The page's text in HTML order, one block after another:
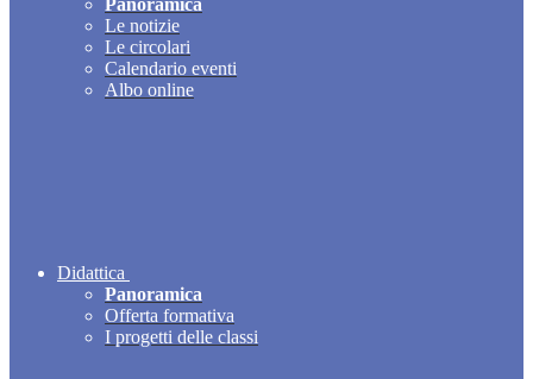
Panoramica
Le notizie
Le circolari
Calendario eventi
Albo online
Didattica
Panoramica
Offerta formativa
I progetti delle classi